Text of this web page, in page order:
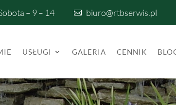
– 9 – 14  biuro@rtbserwis.pl
USŁUGI GALERIA CENNIK